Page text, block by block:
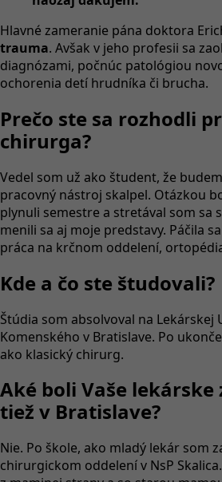
Hlavné zameranie pána doktora
trauma. Avšak v jeho profesii sa
diagnózami, počnúc patológiou
ochorenia detí hrudníka či brucha.
Prečo ste sa rozhodli
chirurga?
Vedel som už ako študent, že
pracovný nástroj skalpel. Otázkou
plynuli semestre a stretával som sa
menili sa aj moje predstavy. Páčila
práca na krčnom oddelení,
Kde a čo ste študovali?
Štúdia som absolvoval na Lekárskej
Komenského v Bratislave. Po
ako klasický chirurg.
Aké boli Vaše lekárske
tiež v Bratislave?
Nie. Po škole, ako mladý lekár som
chirurgickom oddelení v NsP